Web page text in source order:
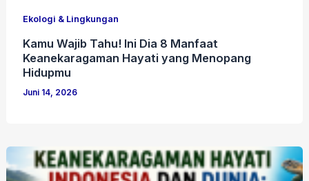
Ekologi & Lingkungan
Kamu Wajib Tahu! Ini Dia 8 Manfaat
Keanekaragaman Hayati yang Menopang
Hidupmu
Juni 14, 2026